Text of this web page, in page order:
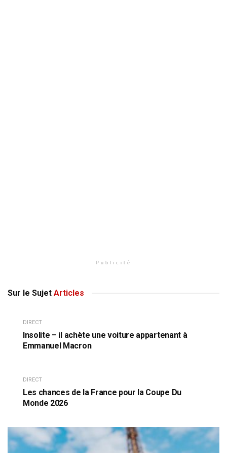
Publicité
Sur le Sujet Articles
DIRECT
Insolite – il achète une voiture appartenant à
Emmanuel Macron
DIRECT
Les chances de la France pour la Coupe Du
Monde 2026